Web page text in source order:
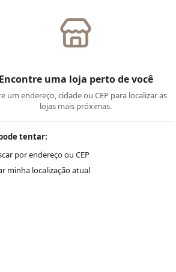
Encontre uma loja perto de você
um endereço, cidade ou CEP para localizar as
lojas mais próximas.
tentar:
por endereço ou CEP
minha localização atual